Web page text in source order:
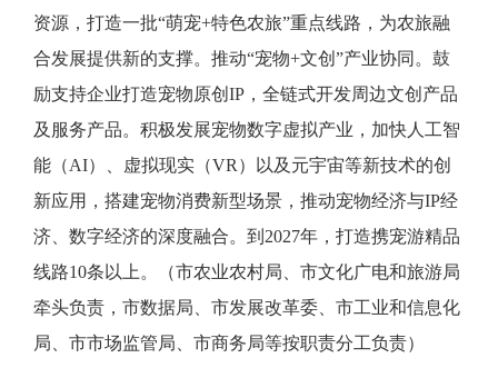
资源，打造一批“萌宠+特色农旅”重点线路，为农旅融
合发展提供新的支撑。推动“宠物+文创”产业协同。鼓
励支持企业打造宠物原创IP，全链式开发周边文创产品
及服务产品。积极发展宠物数字虚拟产业，加快人工智
能（AI）、虚拟现实（VR）以及元宇宙等新技术的创
新应用，搭建宠物消费新型场景，推动宠物经济与IP经
济、数字经济的深度融合。到2027年，打造携宠游精品
线路10条以上。（市农业农村局、市文化广电和旅游局
牵头负责，市数据局、市发展改革委、市工业和信息化
局、市市场监管局、市商务局等按职责分工负责）